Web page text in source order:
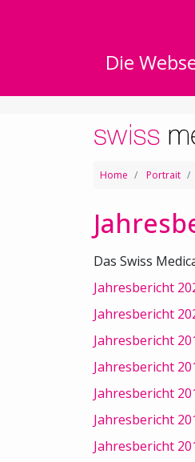
Die
Home Portrait
Das Swiss
Jahresbericht
Jahresbericht
Jahresbericht
Jahresbericht
Jahresbericht
Jahresbericht
Jahresbericht